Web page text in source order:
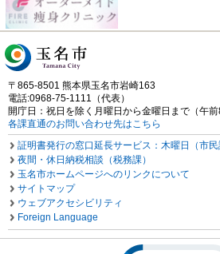
〒865-8501 熊本県玉名市岩崎163
電話:0968-75-1111（代表）
開庁日：祝日を除く月曜日から金曜日まで（午
各課直通のお問い合わせ先はこちら
証明書発行の窓口延長サービス：木曜日（市民
夜間・休日納税相談（税務課）
玉名市ホームページへのリンクについて
サイトマップ
ウェブアクセシビリティ
Foreign Language